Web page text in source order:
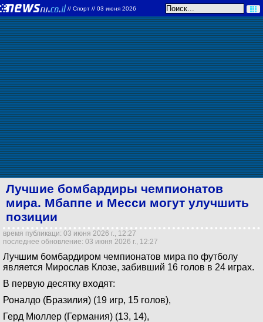
// Спорт // 03 июня 2026
Лучшие бомбардиры чемпионатов
мира. Мбаппе и Месси могут улучшить
позиции
время публикаци: 03 июня 2026 г., 12:27
последнее обновление: 03 июня 2026 г., 12:27
Лучшим бомбардиром чемпионатов мира по футболу
является Мирослав Клозе, забивший 16 голов в 24 играх.
В первую десятку входят:
Роналдо (Бразилия) (19 игр, 15 голов),
Герд Мюллер (Германия) (13, 14),